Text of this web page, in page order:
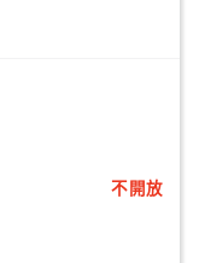
不開放